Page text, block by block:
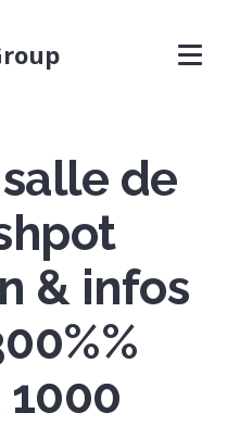
de
& infos
1000